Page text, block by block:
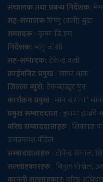
संचालक तथा प्रबन्ध निर्देशक:
सह-संचालक:विष्णु (वली) बुढा
सम्पादक: कृष्ण जि.एम
निर्देशक:भानु जोशी
सह-सम्पादक:टेकेन्द्र वली
क्राईमबिट प्रमुख: सागर थापा
जिल्ला ब्युरो: टेकबहादुर पुन
कार्यक्रम प्रमुख: मान ब.राना ‘
प्रमुख सम्बाददाता: इराधा झाक्री
वरिष्ठ सम्बाददाताहरु: शिवराज
जयप्रकाश पौडेल
सम्बाददाताहरु: टोपेन्द्र खनाल,
सल्लाहकारहरु: बिपुल पोख्रेल,